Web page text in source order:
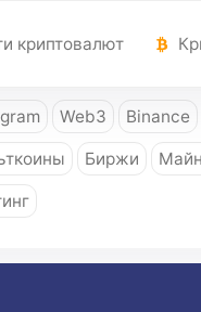
криптовалют
Web3 Binance
Биржи